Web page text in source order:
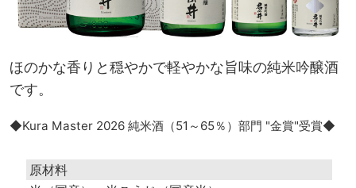
ほのかな香りと穏やかで軽やかな旨味の純米吟醸酒
です。
◆Kura Master 2026 純米酒（51～65％）部門 "金賞"受賞◆
原材料